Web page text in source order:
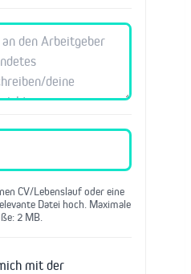
CV/Lebenslauf oder eine
Datei hoch. Maximale
2 MB.
mit der